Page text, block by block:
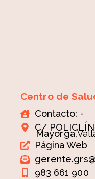
Centro de
Contacto: -
C/
Mayorga,
Página Web
983 661 900